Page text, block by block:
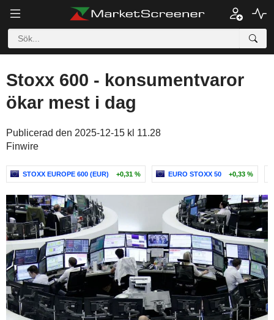
Stoxx 600 - konsumentvaror
ökar mest i dag
Publicerad den 2025-12-15 kl 11.28
Finwire
STOXX EUROPE 600 (EUR) +0,31 % EURO STOXX 50 +0,33 %